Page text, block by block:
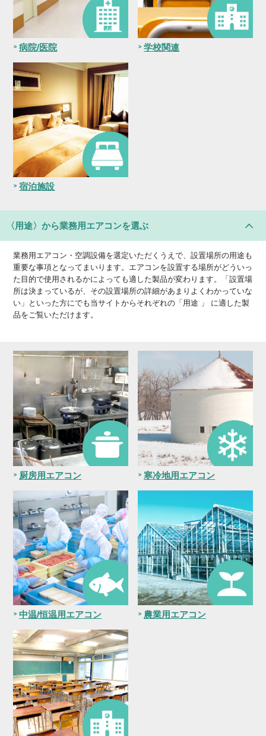
病院/医院 学校関連
宿泊施設
〈用途〉 から業務用エアコンを選ぶ
業務用エアコン・空調設備を選定いただくうえで、設置場所の用途も
重要な事項となってまいります。エアコンを設置する場所がどういっ
た目的で使用されるかによっても適した製品が変わります。「設置場
所は決まっているが、その設置場所の詳細があまりよくわかっていな
い」といった方にでも当サイトからそれぞれの「用途 」 に適した製
品をご覧いただけます。
厨房用エアコン 寒冷地用エアコン
中温/恒温用エアコン 農業用エアコン